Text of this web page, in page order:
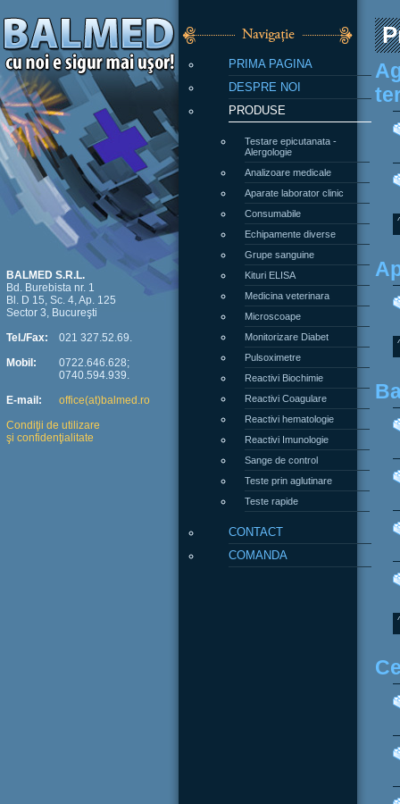
PRIMA PAGINA
DESPRE NOI
PRODUSE
Testare epicutanata -
Alergologie
Analizoare medicale
Aparate laborator clinic
Consumabile
Echipamente diverse
Grupe sanguine
Kituri ELISA
Medicina veterinara
Microscoape
Monitorizare Diabet
Pulsoximetre
Reactivi Biochimie
Reactivi Coagulare
Reactivi hematologie
Reactivi Imunologie
Sange de control
Teste prin aglutinare
Teste rapide
CONTACT
COMANDA
BALMED S.R.L.
Bd. Burebista nr. 1
Bl. D 15, Sc. 4, Ap. 125
Sector 3, Bucureşti
Tel./Fax:
Mobil:
E-mail:
021 327.52.69.
0722.646.628;
0740.594.939.
office(at)balmed.ro
Condiţii de utilizare
şi confidenţialitate